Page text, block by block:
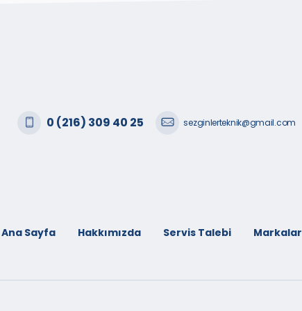
0 (216) 309 40 25 sezginlerteknik@gmail.com
Ana Sayfa Hakkımızda Servis Talebi Markalar